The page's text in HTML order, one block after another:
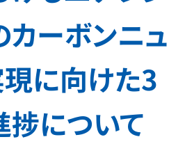
ーボンニュ
に向けた3
について